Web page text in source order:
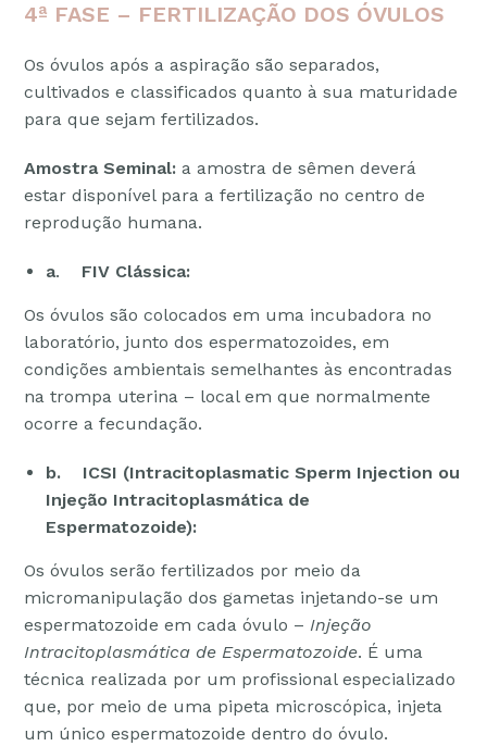
4ª FASE – FERTILIZAÇÃO DOS ÓVULOS
Os óvulos após a aspiração são separados,
cultivados e classificados quanto à sua maturidade
para que sejam fertilizados.
Amostra Seminal: a amostra de sêmen deverá
estar disponível para a fertilização no centro de
reprodução humana.
a. FIV Clássica:
Os óvulos são colocados em uma incubadora no
laboratório, junto dos espermatozoides, em
condições ambientais semelhantes às encontradas
na trompa uterina – local em que normalmente
ocorre a fecundação.
b. ICSI (Intracitoplasmatic Sperm Injection ou
Injeção Intracitoplasmática de
Espermatozoide):
Os óvulos serão fertilizados por meio da
micromanipulação dos gametas injetando-se um
espermatozoide em cada óvulo –Injeção
Intracitoplasmática de Espermatozoide. É uma
técnica realizada por um profissional especializado
que, por meio de uma pipeta microscópica, injeta
um único espermatozoide dentro do óvulo.